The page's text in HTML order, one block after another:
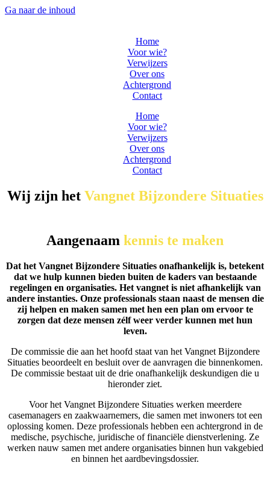
Ga naar de inhoud
Home
Voor wie?
Verwijzers
Over ons
Achtergrond
Contact
Home
Voor wie?
Verwijzers
Over ons
Achtergrond
Contact
Wij zijn het Vangnet Bijzondere Situaties
Aangenaam kennis te maken
Dat het Vangnet Bijzondere Situaties onafhankelijk is, betekent
dat we hulp kunnen bieden buiten de kaders van bestaande
regelingen en organisaties. Het vangnet is niet afhankelijk van
andere instanties. Onze professionals staan naast de mensen die
zij helpen en maken samen met hen een plan om ervoor te
zorgen dat deze mensen zélf weer verder kunnen met hun
leven.
De commissie die aan het hoofd staat van het Vangnet Bijzondere
Situaties beoordeelt en besluit over de aanvragen die binnenkomen.
De commissie bestaat uit de drie onafhankelijk deskundigen die u
hieronder ziet.
Voor het Vangnet Bijzondere Situaties werken meerdere
casemanagers en zaakwaarnemers, die samen met inwoners tot een
oplossing komen. Deze professionals hebben een achtergrond in de
medische, psychische, juridische of financiële dienstverlening. Ze
werken nauw samen met andere organisaties binnen hun vakgebied
en binnen het aardbevingsdossier.